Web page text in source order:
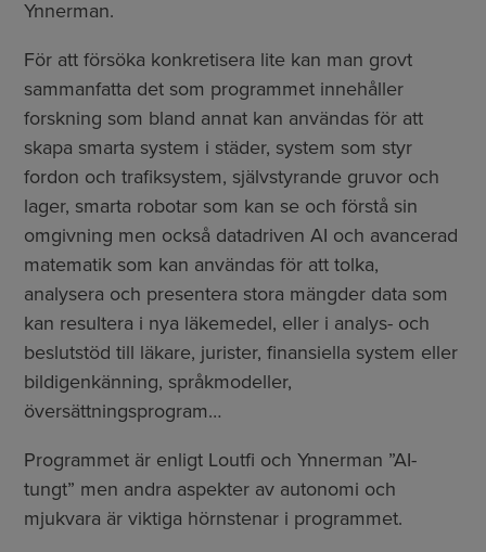
Ynnerman.
För att försöka konkretisera lite kan man grovt
sammanfatta det som programmet innehåller
forskning som bland annat kan användas för att
skapa smarta system i städer, system som styr
fordon och trafiksystem, självstyrande gruvor och
lager, smarta robotar som kan se och förstå sin
omgivning men också datadriven AI och avancerad
matematik som kan användas för att tolka,
analysera och presentera stora mängder data som
kan resultera i nya läkemedel, eller i analys- och
beslutstöd till läkare, jurister, finansiella system eller
bildigenkänning, språkmodeller,
översättningsprogram…
Programmet är enligt Loutfi och Ynnerman ”AI-
tungt” men andra aspekter av autonomi och
mjukvara är viktiga hörnstenar i programmet.